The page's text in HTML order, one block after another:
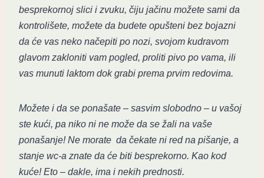
besprekornoj slici i zvuku, čiju jačinu možete sami da
kontrolišete, možete da budete opušteni bez bojazni
da će vas neko načepiti po nozi, svojom kudravom
glavom zakloniti vam pogled, proliti pivo po vama, ili
vas munuti laktom dok grabi prema prvim redovima.
Možete i da se ponašate – sasvim slobodno – u vašoj
ste kući, pa niko ni ne može da se žali na vaše
ponašanje! Ne morate da čekate ni red na pišanje, a
stanje wc-a znate da će biti besprekorno. Kao kod
kuće! Eto – dakle, ima i nekih prednosti.